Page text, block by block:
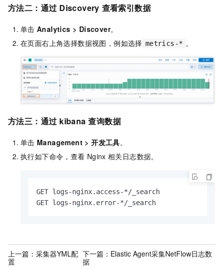
方法二：通过 Discovery 查看索引数据
单击 Analytics > Discover。
在页面右上角选择数据视图，例如选择 metrics-* 。
方法三：通过 kibana 查询数据
单击 Management >开发工具。
执行如下命令，查看 Nginx 相关日志数据。
GET logs-nginx.access-*/_search
GET logs-nginx.error-*/_search
上一篇： 采集器YML配
置
下一篇： Elastic Agent采集NetFlow日志数
据